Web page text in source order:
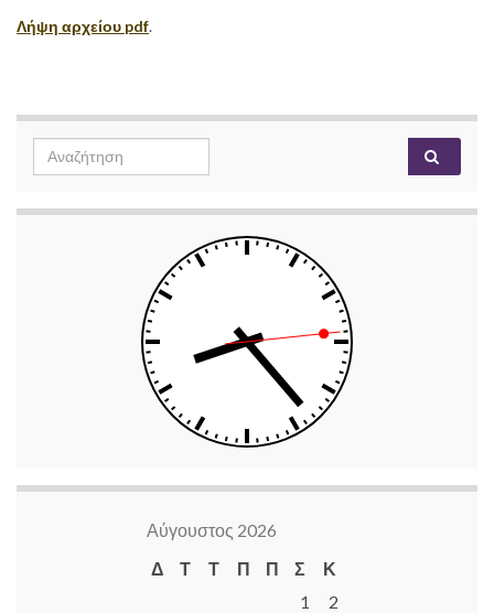
Λήψη αρχείου pdf.
Search
for:
Αύγουστος 2026
Δ
Τ Τ Π Π Σ
Κ
1
2